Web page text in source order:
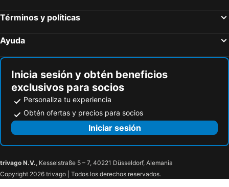
Términos y políticas
Ayuda
Inicia sesión y obtén beneficios
exclusivos para socios
Personaliza tu experiencia
Obtén ofertas y precios para socios
Iniciar sesión
trivago N.V., Kesselstraße 5 – 7, 40221 Düsseldorf, Alemania
Copyright 2026 trivago | Todos los derechos reservados.